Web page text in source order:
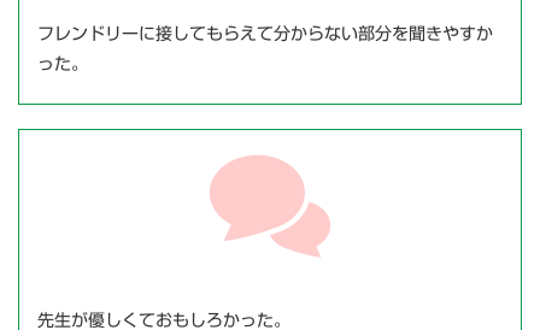
フレンドリーに接してもらえて分からない部分を聞きやすか
った。
先生が優しくておもしろかった。